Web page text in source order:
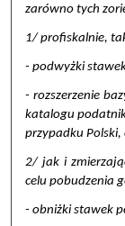
zarówno tych
1/ profiskalnie,
- podwyżki
- rozszerzenie
katalogu
przypadku
2/ jak i
celu pobudzenia
- obniżki stawek